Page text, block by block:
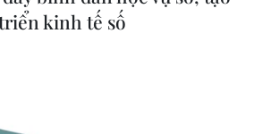
kinh tế số